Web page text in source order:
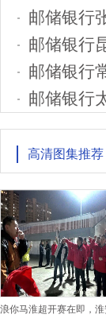
邮储银行
邮储银行
邮储银行
邮储银行
高清图集推荐
浪你马淮超开赛在即，